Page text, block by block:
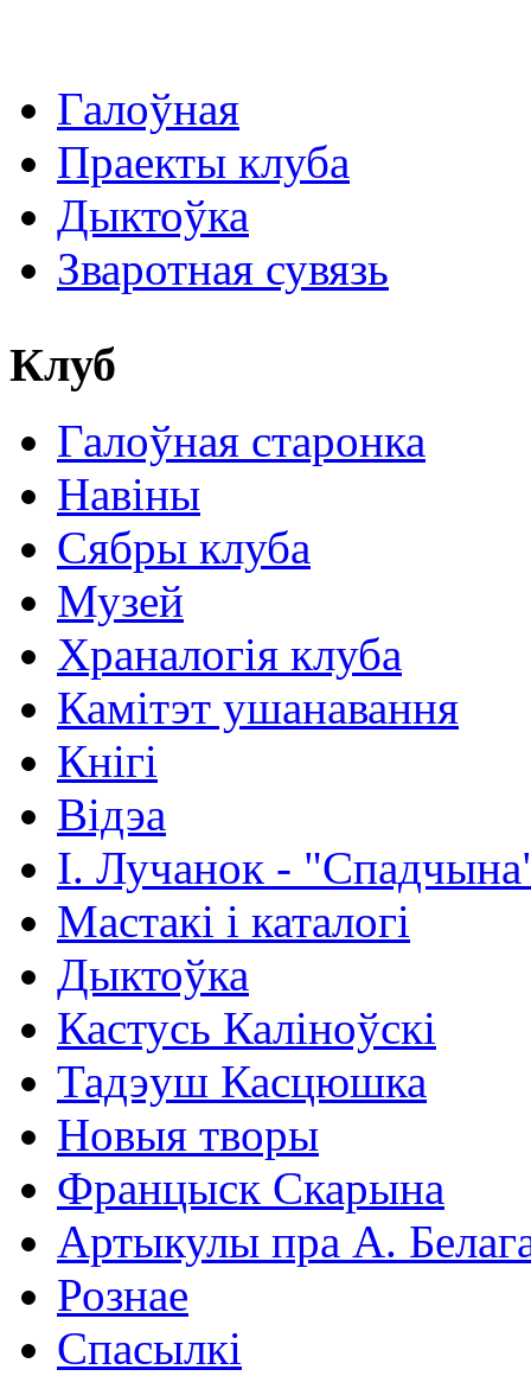
Галоўная
Праекты клуба
Дыктоўка
Зваротная сувязь
Клуб
Галоўная старонка
Навіны
Сябры клуба
Музей
Храналогія клуба
Камітэт ушанавання
Кнігі
Відэа
І. Лучанок -
Мастакі i каталогi
Дыктоўка
Кастусь Каліноўскі
Тадэуш Касцюшка
Новыя творы
Францыск Скарына
Артыкулы пра А.
Рознае
Спасылкі